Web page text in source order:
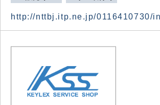
http://nttbj.itp.ne.jp/0116410730/